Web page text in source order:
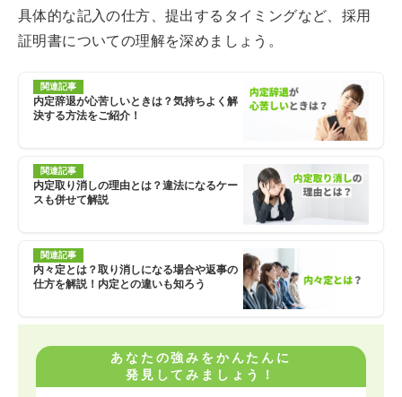
具体的な記入の仕方、提出するタイミングなど、採用
証明書についての理解を深めましょう。
関連記事
内定辞退が心苦しいときは？気持ちよく解
決する方法をご紹介！
関連記事
内定取り消しの理由とは？違法になるケー
スも併せて解説
関連記事
内々定とは？取り消しになる場合や返事の
仕方を解説！内定との違いも知ろう
あなたの強みをかんたんに
発見してみましょう！